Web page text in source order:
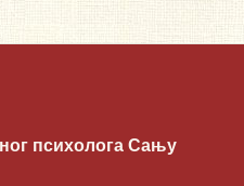
психолога Сању